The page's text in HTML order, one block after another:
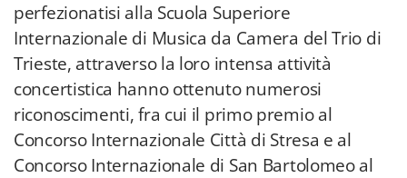
perfezionatisi alla Scuola Superiore
Internazionale di Musica da Camera del Trio di
Trieste, attraverso la loro intensa attività
concertistica hanno ottenuto numerosi
riconoscimenti, fra cui il primo premio al
Concorso Internazionale Città di Stresa e al
Concorso Internazionale di San Bartolomeo al